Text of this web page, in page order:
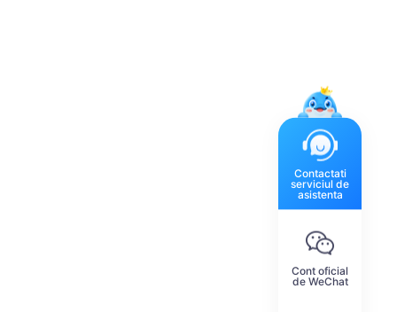
Contactati
serviciul de
asistenta
Cont oficial
de WeChat